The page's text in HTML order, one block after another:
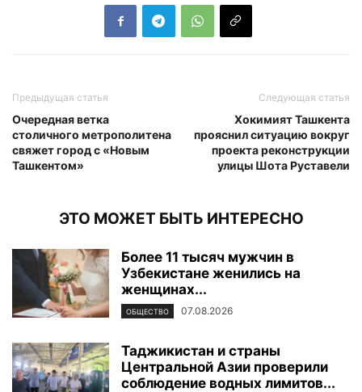
Предыдущая статья
Очередная ветка
столичного метрополитена
свяжет город с «Новым
Ташкентом»
Следующая статья
Хокимият Ташкента
прояснил ситуацию вокруг
проекта реконструкции
улицы Шота Руставели
ЭТО МОЖЕТ БЫТЬ ИНТЕРЕСНО
Более 11 тысяч мужчин в
Узбекистане женились на
женщинах...
ОБЩЕСТВО 07.08.2026
Таджикистан и страны
Центральной Азии проверили
соблюдение водных лимитов...